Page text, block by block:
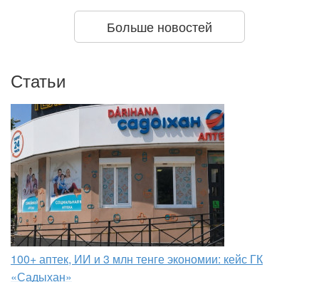
Больше новостей
Статьи
100+ аптек, ИИ и 3 млн тенге экономии: кейс ГК
«Садыхан»